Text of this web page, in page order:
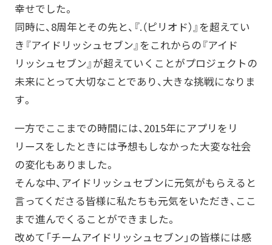
幸せでした。
同時に、8周年とその先と、『.（ピリオド）』を超えてい
き『アイドリッシュセブン』をこれからの『アイド
リッシュセブン』が超えていくことがプロジェクトの
未来にとって大切なことであり、大きな挑戦になりま
す。
一方でここまでの時間には、2015年にアプリをリ
リースをしたときには予想もしなかった大変な社会
の変化もありました。
そんな中、アイドリッシュセブンに元気がもらえると
言ってくださる皆様に私たちも元気をいただき、ここ
まで進んでくることができました。
改めて「チームアイドリッシュセブン」の皆様には感